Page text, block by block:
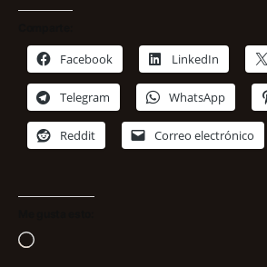
Facebook LinkedIn
Telegram WhatsApp
Reddit Correo electrónico
Cargando...